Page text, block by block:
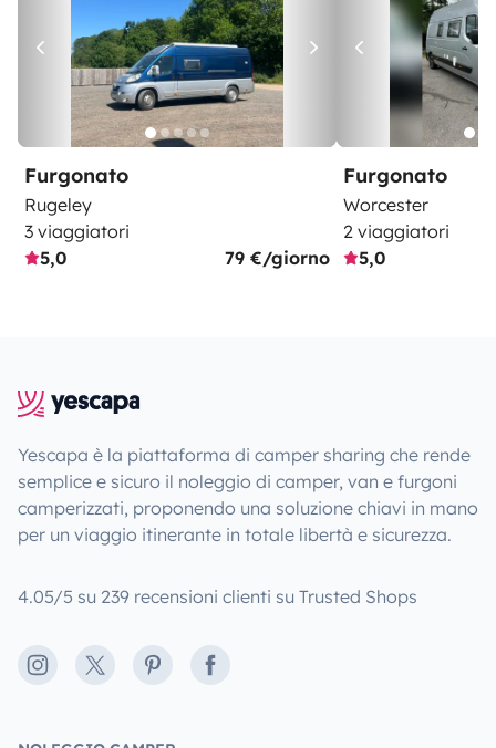
Furgonato
Rugeley
3 viaggiatori
5,0
79 €/giorno
Furgonato
Worcester
2 viaggiatori
5,0
Yescapa è la piattaforma di camper sharing che rende
semplice e sicuro il noleggio di camper, van e furgoni
camperizzati, proponendo una soluzione chiavi in mano
per un viaggio itinerante in totale libertà e sicurezza.
4.05/5 su 239 recensioni clienti su Trusted Shops
Instagram
X PinterestFacebook